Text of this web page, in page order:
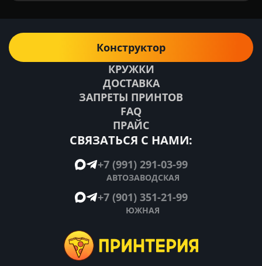
СВЯЗАТЬСЯ С НАМИ:
+7 (991) 291-03-99
АВТОЗАВОДСКАЯ
+7 (901) 351-21-99
ЮЖНАЯ
КРУЖКИ
ДОСТАВКА
ЗАПРЕТЫ ПРИНТОВ
FAQ
ПРАЙС
Конструктор